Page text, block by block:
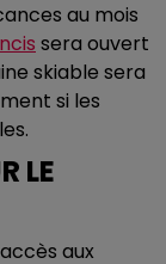
au mois
sera ouvert
skiable sera
si les
LE
aux